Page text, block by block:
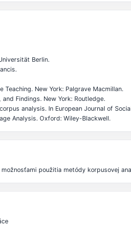
Berlin.
Teaching. New York: Palgrave Macmillan.
Findings. New York: Routledge.
analysis. In European Journal of
Analysis. Oxford: Wiley-Blackwell.
použitia metódy korpusovej